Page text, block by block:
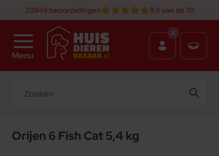
23849 beoordelingen 9,6 van de 10
Menu
Orijen 6 Fish Cat 5,4 kg